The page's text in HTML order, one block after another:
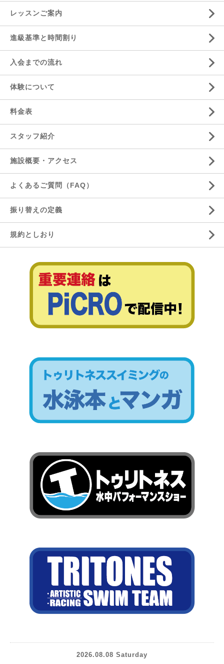
レッスンご案内
進級基準と時間割り
入会までの流れ
体験について
料金表
スタッフ紹介
施設概要・アクセス
よくあるご質問（FAQ）
振り替えの定義
規約としおり
2026.08.08 Saturday